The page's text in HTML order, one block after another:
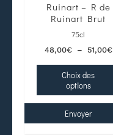
Ruinart – R de
Ruinart Brut
75cl
48,00€ – 51,00€
Choix des
options
Envoyer